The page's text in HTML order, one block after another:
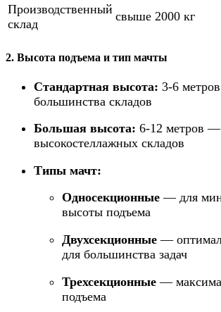
Производственный
склад
свыше 2000 кг
2. Высота подъема и тип мачты
Стандартная высота: 3-6
большинства складов
Большая высота: 6-12 метров
высокостеллажных складов
Типы мачт:
Односекционные — для
высоты подъема
Двухсекционные —
для большинства задач
Трехсекционные —
подъема